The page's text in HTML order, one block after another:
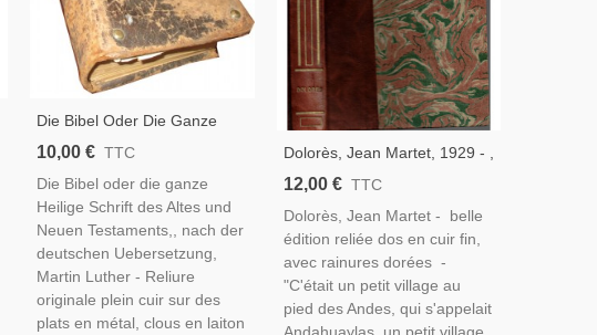
Die Bibel Oder Die Ganze
Heilige Schrift Des Altes Und
Luther, 1879 - Bible,
Protestantisme, Bibel,
10,00 € TTC
Die Bibel oder die ganze
Heilige Schrift des Altes und
Neuen Testaments,, nach der
deutschen Uebersetzung,
Martin Luther - Reliure
originale plein cuir sur des
plats en métal, clous en laiton
Dolorès, Jean Martet, 1929 - ,
Amérique Du Sud, Pérou,
Rainures,
12,00 € TTC
Dolorès, Jean Martet - belle
édition reliée dos en cuir fin,
avec rainures dorées -
"C'était un petit village au
pied des Andes, qui s'appelait